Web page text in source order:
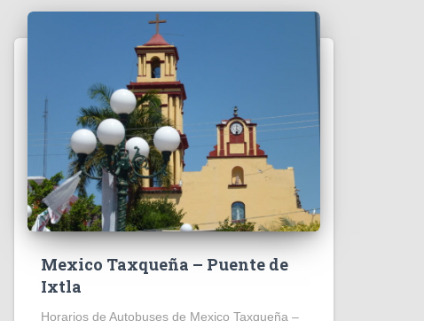
Mexico Taxqueña – Puente de
Ixtla
Horarios de Autobuses de Mexico Taxqueña –